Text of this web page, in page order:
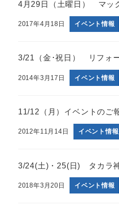
4月29日（土曜日） マッ
2017年4月18日 イベント情報
3/21（金･祝日） リフォ
2014年3月17日 イベント情報
11/12（月）イベントのご
2012年11月14日 イベント情報
3/24(土)・25(日) タカラ
2018年3月20日 イベント情報